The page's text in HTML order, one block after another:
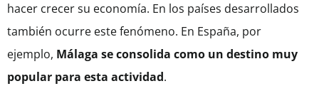
hacer crecer su economía. En los países desarrollados
también ocurre este fenómeno. En España, por
ejemplo, Málaga se consolida como un destino muy
popular para esta actividad.